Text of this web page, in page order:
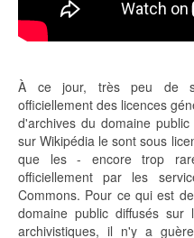
À ce jour, très peu de
officiellement des licences
d'archives du domaine
sur Wikipédia le sont sous
que les - encore trop
officiellement par les
Commons. Pour ce qui est
domaine public diffusés sur
archivistiques, il n'y a